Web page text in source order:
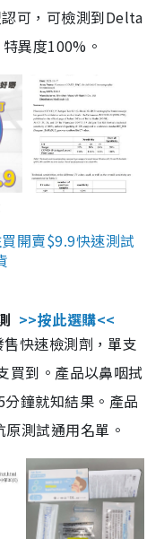
可，可檢測到Delta
異度100%。
開賣$9.9快速測試
>>按此選購<<
快速檢測劑，單支
買到。產品以鼻咽拭
鐘就知結果。產品
測試通用名單。